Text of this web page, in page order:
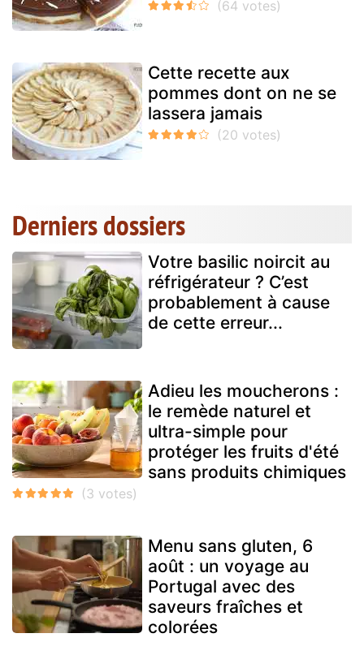
Cette recette aux
pommes dont on ne se
lassera jamais
Derniers dossiers
Votre basilic noircit au
réfrigérateur ? C’est
probablement à cause
de cette erreur...
Adieu les moucherons :
le remède naturel et
ultra-simple pour
protéger les fruits d'été
sans produits chimiques
Menu sans gluten, 6
août : un voyage au
Portugal avec des
saveurs fraîches et
colorées